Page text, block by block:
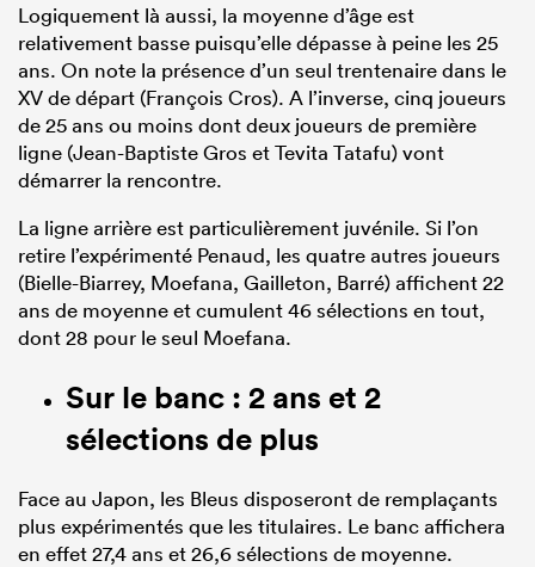
Logiquement là aussi, la moyenne d’âge est
relativement basse puisqu’elle dépasse à peine les 25
ans. On note la présence d’un seul trentenaire dans le
XV de départ (François Cros). A l’inverse, cinq joueurs
de 25 ans ou moins dont deux joueurs de première
ligne (Jean-Baptiste Gros et Tevita Tatafu) vont
démarrer la rencontre.
La ligne arrière est particulièrement juvénile. Si l’on
retire l’expérimenté Penaud, les quatre autres joueurs
(Bielle-Biarrey, Moefana, Gailleton, Barré) affichent 22
ans de moyenne et cumulent 46 sélections en tout,
dont 28 pour le seul Moefana.
Sur le banc : 2 ans et 2
sélections de plus
Face au Japon, les Bleus disposeront de remplaçants
plus expérimentés que les titulaires. Le banc affichera
en effet 27,4 ans et 26,6 sélections de moyenne.